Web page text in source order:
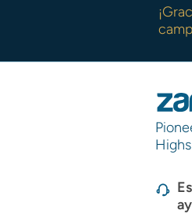
Super Sativa
Super Strains
TICAL
Top Tao Seeds
VIP Seeds
White Label
Bancos de
Highs